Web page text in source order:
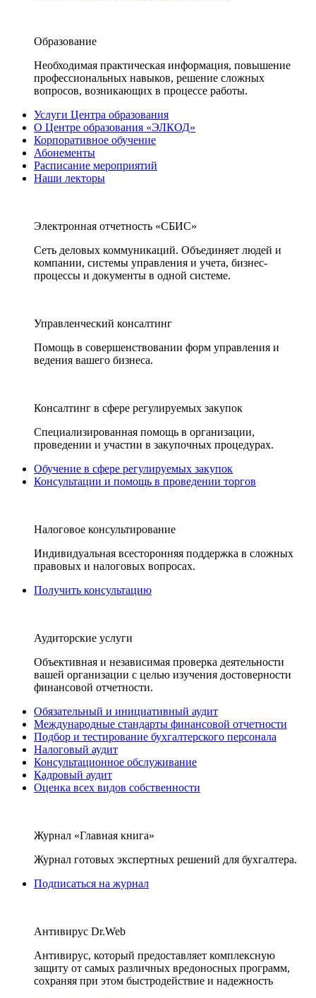
Образование
Необходимая практическая информация, повышение
профессиональных навыков, решение сложных
вопросов, возникающих в процессе работы.
Услуги Центра образования
О Центре образования «ЭЛКОД»
Корпоративное обучение
Абонементы
Расписание мероприятий
Наши лекторы
Электронная отчетность «СБИС»
Сеть деловых коммуникаций. Объединяет людей и
компании, системы управления и учета, бизнес-
процессы и документы в одной системе.
Управленческий консалтинг
Помощь в совершенствовании форм управления и
ведения вашего бизнеса.
Консалтинг в сфере регулируемых закупок
Специализированная помощь в организации,
проведении и участии в закупочных процедурах.
Обучение в сфере регулируемых закупок
Консультации и помощь в проведении торгов
Налоговое консультирование
Индивидуальная всесторонняя поддержка в сложных
правовых и налоговых вопросах.
Получить консультацию
Аудиторские услуги
Объективная и независимая проверка деятельности
вашей организации с целью изучения достоверности
финансовой отчетности.
Обязательный и инициативный аудит
Международные стандарты финансовой отчетности
Подбор и тестирование бухгалтерского персонала
Налоговый аудит
Консультационное обслуживание
Кадровый аудит
Оценка всех видов собственности
Журнал «Главная книга»
Журнал готовых экспертных решений для бухгалтера.
Подписаться на журнал
Антивирус Dr.Web
Антивирус, который предоставляет комплексную
защиту от самых различных вредоносных программ,
сохраняя при этом быстродействие и надежность